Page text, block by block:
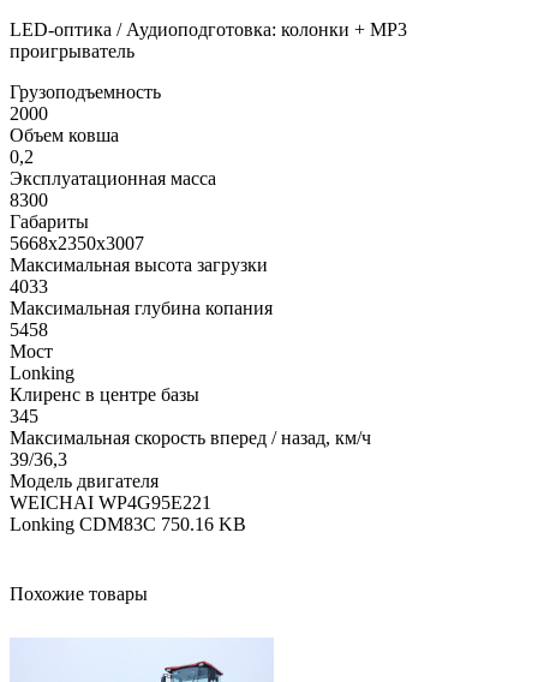
LED-оптика / Аудиоподготовка: колонки + МР3
проигрыватель
Грузоподъемность
2000
Объем ковша
0,2
Эксплуатационная масса
8300
Габариты
5668х2350х3007
Максимальная высота загрузки
4033
Максимальная глубина копания
5458
Мост
Lonking
Клиренс в центре базы
345
Максимальная скорость вперед / назад, км/ч
39/36,3
Модель двигателя
WEICHAI WP4G95E221
Lonking CDM83C 750.16 KB
Похожие товары